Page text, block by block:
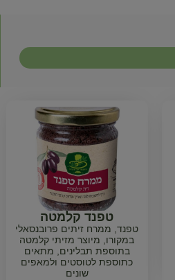
טפנד קלמטה
טפנד, ממרח זיתים פרובנסאלי
במקורו, מיוצר מזיתי קלמטה
בתוספת תבלינים, מתאים
כתוספת לטוסטים ולמאפים
שונים